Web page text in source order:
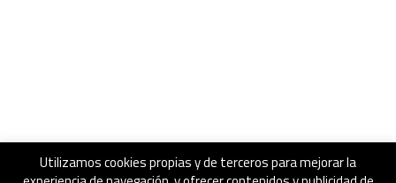
Utilizamos cookies propias y de terceros para mejorar la